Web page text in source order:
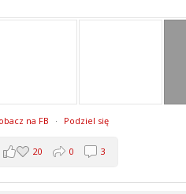
na FB · Podziel się
20 0 3